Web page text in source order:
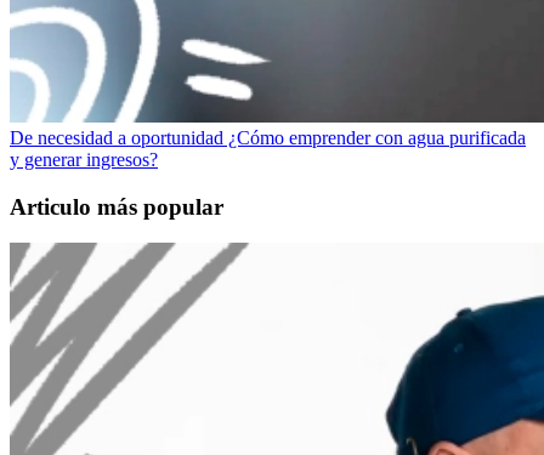
De necesidad a oportunidad ¿Cómo emprender con agua purificada
y generar ingresos?
Articulo más popular